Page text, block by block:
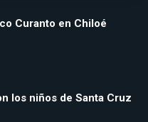
Curanto en Chiloé
los niños de Santa Cruz